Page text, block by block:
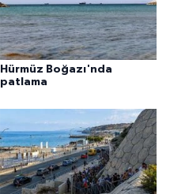
Hürmüz Boğazı'nda
patlama